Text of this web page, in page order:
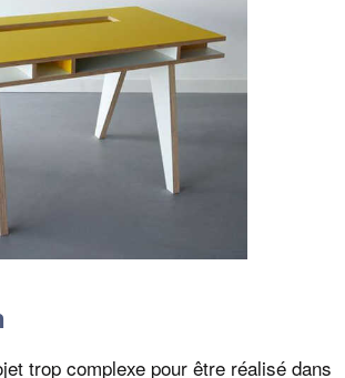
trop complexe pour être réalisé dans